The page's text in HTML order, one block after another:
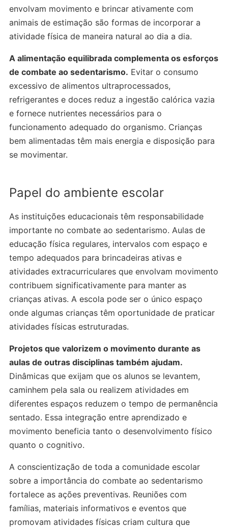
envolvam movimento e brincar ativamente com
animais de estimação são formas de incorporar a
atividade física de maneira natural ao dia a dia.
A alimentação equilibrada complementa os esforços
de combate ao sedentarismo. Evitar o consumo
excessivo de alimentos ultraprocessados,
refrigerantes e doces reduz a ingestão calórica vazia
e fornece nutrientes necessários para o
funcionamento adequado do organismo. Crianças
bem alimentadas têm mais energia e disposição para
se movimentar.
Papel do ambiente escolar
As instituições educacionais têm responsabilidade
importante no combate ao sedentarismo. Aulas de
educação física regulares, intervalos com espaço e
tempo adequados para brincadeiras ativas e
atividades extracurriculares que envolvam movimento
contribuem significativamente para manter as
crianças ativas. A escola pode ser o único espaço
onde algumas crianças têm oportunidade de praticar
atividades físicas estruturadas.
Projetos que valorizem o movimento durante as
aulas de outras disciplinas também ajudam.
Dinâmicas que exijam que os alunos se levantem,
caminhem pela sala ou realizem atividades em
diferentes espaços reduzem o tempo de permanência
sentado. Essa integração entre aprendizado e
movimento beneficia tanto o desenvolvimento físico
quanto o cognitivo.
A conscientização de toda a comunidade escolar
sobre a importância do combate ao sedentarismo
fortalece as ações preventivas. Reuniões com
famílias, materiais informativos e eventos que
promovam atividades físicas criam cultura que